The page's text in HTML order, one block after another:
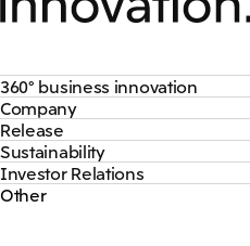
360° business innovation
トップ
三井物産ブランド・プロジェクト
ソーシャルメディア公式アカウント一覧​
コンテンツ一覧
Company
トップ
社長メッセージ
三井物産について
三井物産の事業
Release
トップ
2026年
2025年
Sustainability
トップ
サステナビリティ最新情報
Investor Relations
トップ
Other